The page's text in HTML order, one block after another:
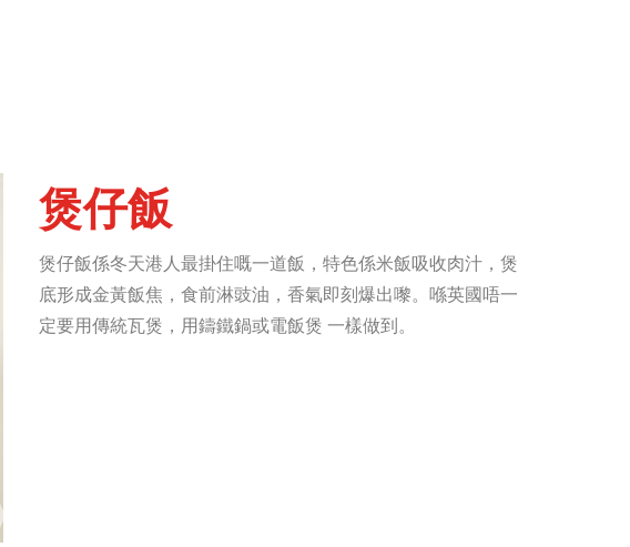
煲仔飯
煲仔飯係冬天港人最掛住嘅一道飯，特色係米飯吸收肉汁，煲
底形成金黃飯焦，食前淋豉油，香氣即刻爆出嚟。喺英國唔一
定要用傳統瓦煲，用鑄鐵鍋或電飯煲 一樣做到。